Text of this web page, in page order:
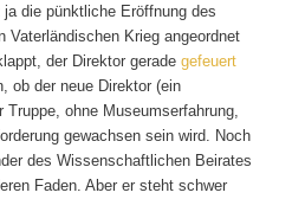
die pünktliche Eröffnung des
Vaterländischen Krieg angeordnet
der Direktor gerade gefeuert
ob der neue Direktor (ein
ohne Museumserfahrung,
gewachsen sein wird. Noch
des Wissenschaftlichen Beirates
Faden. Aber er steht schwer